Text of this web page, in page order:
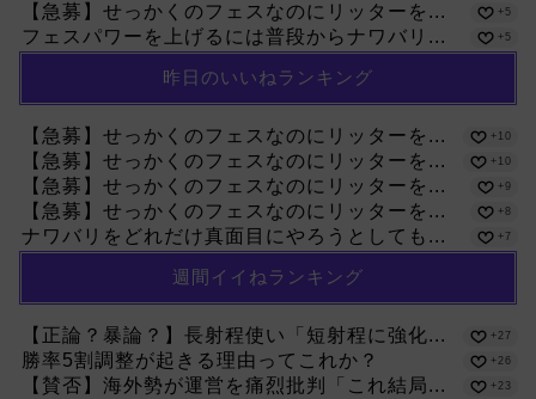
【急募】せっかくのフェスなのにリッターを... +5
フェスパワーを上げるには普段からナワバリ... +5
昨日のいいねランキング
【急募】せっかくのフェスなのにリッターを... +10
【急募】せっかくのフェスなのにリッターを... +10
【急募】せっかくのフェスなのにリッターを... +9
【急募】せっかくのフェスなのにリッターを... +8
ナワバリをどれだけ真面目にやろうとしても... +7
週間イイねランキング
【正論？暴論？】長射程使い「短射程に強化... +27
勝率5割調整が起きる理由ってこれか？ +26
【賛否】海外勢が運営を痛烈批判「これ結局... +23